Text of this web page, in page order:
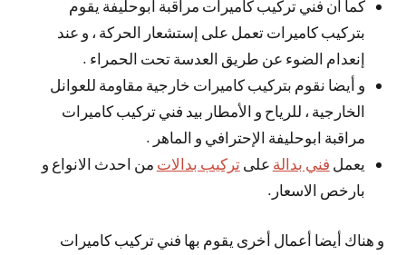
كما أن فني تركيب كاميرات مراقبة ابوحليفة يقوم
بتركيب كاميرات تعمل على إستشعار الحركة ، و عند
إنعدام الضوء عن طريق العدسة تحت الحمراء .
و أيضا نقوم بتركيب كاميرات خارجية مقاومة للعوانل
الخارجية ، للرياح و الأمطار بيد فني تركيب كاميرات
مراقبة ابوحليفة الإحترافي و الماهر .
يعمل فني بدالة علىتركيب بدالات من احدث الانواع و
بارخص الاسعار.
و هناك أيضا أعمال أخرى يقوم بها فني تركيب كاميرات